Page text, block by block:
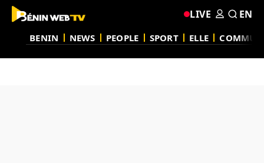
BENIN NEWS PEOPLE SPORT ELLE
LIVE EN